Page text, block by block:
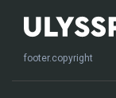
footer.copyright